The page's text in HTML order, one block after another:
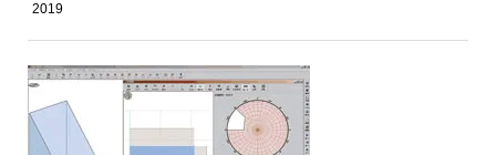
2019